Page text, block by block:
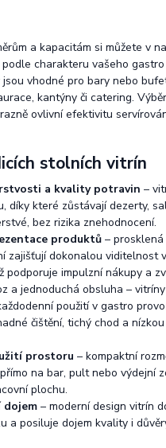
a kapacitám si můžete v
charakteru vašeho
vhodné pro bary nebo
kantýny či catering.
ovlivní efektivitu
stolních vitrín
a kvality potravin –
díky které zůstávají dezerty,
bez rizika znehodnocení.
produktů –
zajišťují dokonalou viditelnost
podporuje impulzní nákupy a
a jednoduchá obsluha –
použití v gastro
čištění, tichý chod a
prostoru – kompaktní
na bar, pult nebo výdejní
plochu.
dojem – moderní design vitrín
a posiluje dojem kvality i